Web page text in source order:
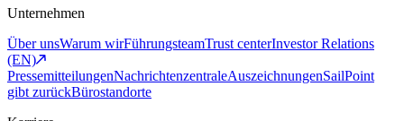
Unternehmen
Über unsWarum wirFührungsteamTrust centerInvestor Relations
(EN)
PressemitteilungenNachrichtenzentraleAuszeichnungenSailPoint
gibt zurückBürostandorte